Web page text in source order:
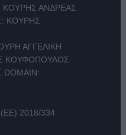
ΚΟΥΡΗΣ ΑΝΔΡΕΑΣ
ΚΟΥΡΗΣ
ΑΓΓΕΛΙΚΗ
ΚΟΥΦΟΠΟΥΛΟΣ
DOMAIN:
2018/334